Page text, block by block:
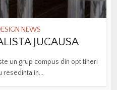
NEWS
JUCAUSA
un grup compus din opt tineri
resedinta in...